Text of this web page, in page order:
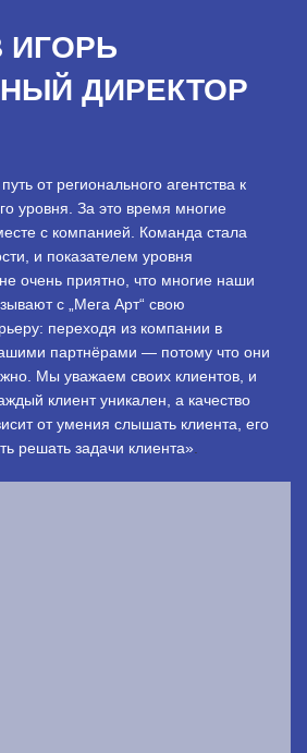
ИГОРЬ
ДИРЕКТОР
от регионального агентства к
уровня. За это время многие
с компанией. Команда стала
и показателем уровня
очень приятно, что многие наши
с „Мега Арт“ свою
переходя из компании в
партнёрами — потому что они
Мы уважаем своих клиентов, и
клиент уникален, а качество
от умения слышать клиента, его
решать задачи клиента».